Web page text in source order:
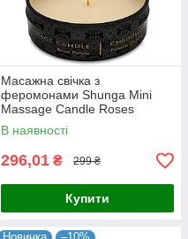
Масажна свічка з
феромонами Shunga Mini
Massage Candle Roses
В наявності
296,01 ₴ 299 ₴
Купити